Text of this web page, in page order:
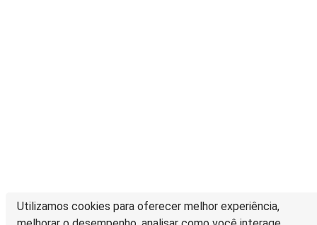
Utilizamos cookies para oferecer melhor experiência,